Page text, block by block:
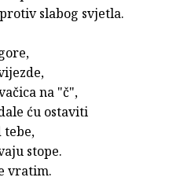
slabog svjetla.
na "č",
ću ostaviti
tebe,
stope.
vratim.